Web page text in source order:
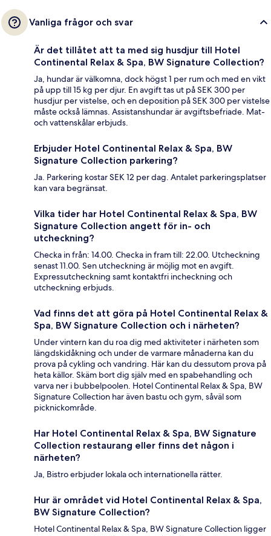
Vanliga frågor och svar
Är det tillåtet att ta med sig husdjur till Hotel
Continental Relax & Spa, BW Signature Collection?
Ja, hundar är välkomna, dock högst 1 per rum och med en vikt
på upp till 15 kg per djur. En avgift tas ut på SEK 300 per
husdjur per vistelse, och en deposition på SEK 300 per vistelse
måste också lämnas. Assistanshundar är avgiftsbefriade. Mat-
och vattenskålar erbjuds.
Erbjuder Hotel Continental Relax & Spa, BW
Signature Collection parkering?
Ja. Parkering kostar SEK 12 per dag. Antalet parkeringsplatser
kan vara begränsat.
Vilka tider har Hotel Continental Relax & Spa, BW
Signature Collection angett för in- och
utcheckning?
Checka in från: 14.00. Checka in fram till: 22.00. Utcheckning
senast 11.00. Sen utcheckning är möjlig mot en avgift.
Expressutcheckning samt kontaktfri incheckning och
utcheckning erbjuds.
Vad finns det att göra på Hotel Continental Relax &
Spa, BW Signature Collection och i närheten?
Under vintern kan du roa dig med aktiviteter i närheten som
längdskidåkning och under de varmare månaderna kan du
prova på cykling och vandring. Här kan du dessutom prova på
heta källor. Skäm bort dig själv med en spabehandling och
varva ner i bubbelpoolen. Hotel Continental Relax & Spa, BW
Signature Collection har även bastu och gym, såväl som
picknickområde.
Har Hotel Continental Relax & Spa, BW Signature
Collection restaurang eller finns det någon i
närheten?
Ja, Bistro erbjuder lokala och internationella rätter.
Hur är området vid Hotel Continental Relax & Spa,
BW Signature Collection?
Hotel Continental Relax & Spa, BW Signature Collection ligger